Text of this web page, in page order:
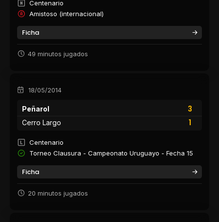
Centenario
Amistoso (internacional)
Ficha
49 minutos jugados
18/05/2014
Peñarol
3
1
Cerro Largo
Centenario
Torneo Clausura - Campeonato Uruguayo - Fecha 15
Ficha
20 minutos jugados